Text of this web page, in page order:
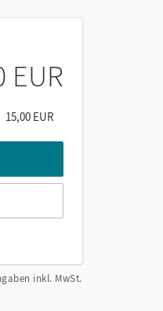
EUR
15,00 EUR
inkl. MwSt.